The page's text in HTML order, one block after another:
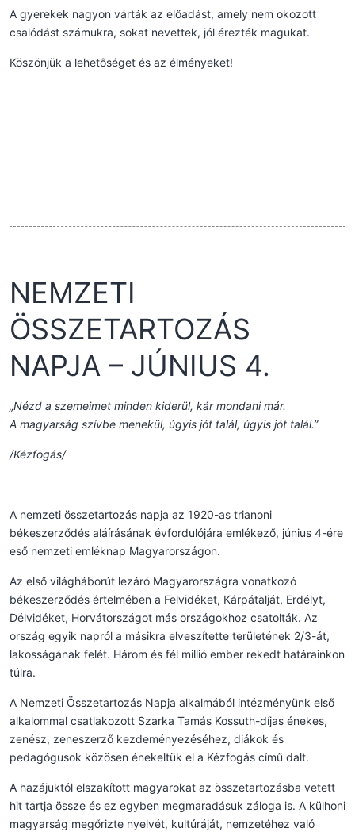
A gyerekek nagyon várták az előadást, amely nem okozott
csalódást számukra, sokat nevettek, jól érezték magukat.
Köszönjük a lehetőséget és az élményeket!
NEMZETI
ÖSSZETARTOZÁS
NAPJA – JÚNIUS 4.
„Nézd a szemeimet minden kiderül, kár mondani már.
A magyarság szívbe menekül, úgyis jót talál, úgyis jót talál.”
/Kézfogás/
A nemzeti összetartozás napja az 1920-as trianoni
békeszerződés aláírásának évfordulójára emlékező, június 4-ére
eső nemzeti emléknap Magyarországon.
Az első világháborút lezáró Magyarországra vonatkozó
békeszerződés értelmében a Felvidéket, Kárpátalját, Erdélyt,
Délvidéket, Horvátországot más országokhoz csatolták. Az
ország egyik napról a másikra elveszítette területének 2/3-át,
lakosságának felét. Három és fél millió ember rekedt határainkon
túlra.
A Nemzeti Összetartozás Napja alkalmából intézményünk első
alkalommal csatlakozott Szarka Tamás Kossuth-díjas énekes,
zenész, zeneszerző kezdeményezéséhez, diákok és
pedagógusok közösen énekeltük el a Kézfogás című dalt.
A hazájuktól elszakított magyarokat az összetartozásba vetett
hit tartja össze és ez egyben megmaradásuk záloga is. A külhoni
magyarság megőrizte nyelvét, kultúráját, nemzetéhez való